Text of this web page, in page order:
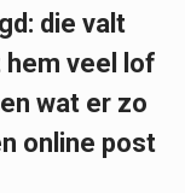
die valt
hem veel lof
wat er zo
online post